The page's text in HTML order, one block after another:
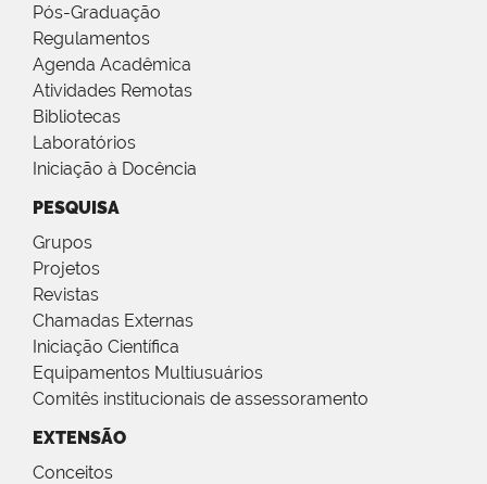
Pós-Graduação
Regulamentos
Agenda Acadêmica
Atividades Remotas
Bibliotecas
Laboratórios
Iniciação à Docência
PESQUISA
Grupos
Projetos
Revistas
Chamadas Externas
Iniciação Científica
Equipamentos Multiusuários
Comitês institucionais de assessoramento
EXTENSÃO
Conceitos